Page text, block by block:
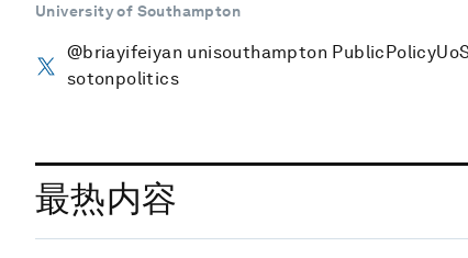
University of Southampton
@briayifeiyan unisouthampton
sotonpolitics
最热内容